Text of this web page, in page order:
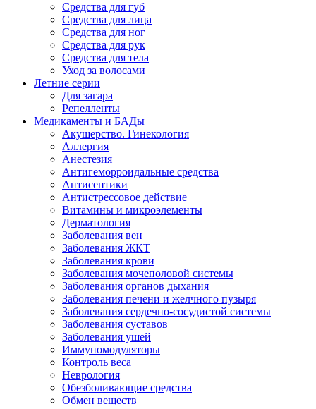
Средства для губ
Средства для лица
Средства для ног
Средства для рук
Средства для тела
Уход за волосами
Летние серии
Для загара
Репелленты
Медикаменты и БАДы
Акушерство. Гинекология
Аллергия
Анестезия
Антигеморроидальные средства
Антисептики
Антистрессовое действие
Витамины и микроэлементы
Дерматология
Заболевания вен
Заболевания ЖКТ
Заболевания крови
Заболевания мочеполовой системы
Заболевания органов дыхания
Заболевания печени и желчного пузыря
Заболевания сердечно-сосудистой системы
Заболевания суставов
Заболевания ушей
Иммуномодуляторы
Контроль веса
Неврология
Обезболивающие средства
Обмен веществ